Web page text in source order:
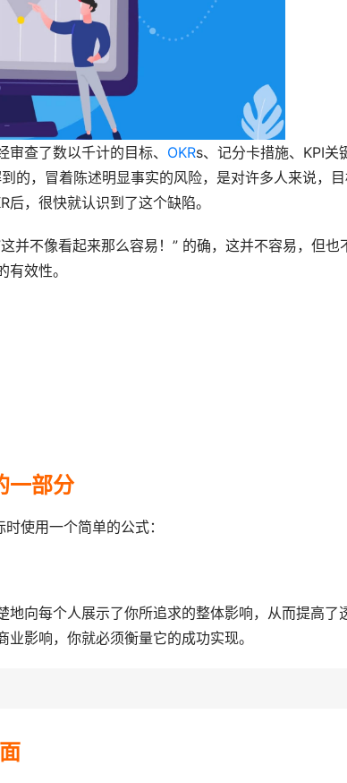
审查了数以千计的目标、 OKRs、记分卡措施、KPI关
的，冒着陈述明显事实的风险，是对许多人来说，
，很快就认识到了这个缺陷。
并不像看起来那么容易！” 的确，这并不容易，但也
效性。
一部分
使用一个简单的公式：
向每个人展示了你所追求的整体影响，从而提高了
影响，你就必须衡量它的成功实现。